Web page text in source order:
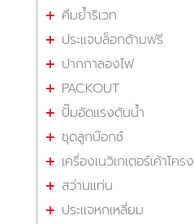
คีมย้ำริเวท
ประแจบล็อกด้ามฟรี
ปากกาลองไฟ
PACKOUT
ปั๊มอัดแรงดันน้ำ
ชุดลูกบ๊อกซ์
เครื่องเนวิเกเตอร์เค้าโครง
สว่านแท่น
ประแจหกเหลี่ยม